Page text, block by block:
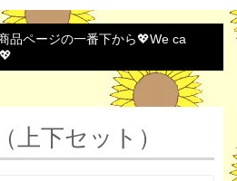
品ページの一番下から💖We ca
下セット）